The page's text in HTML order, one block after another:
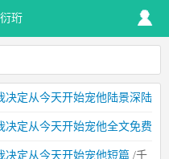
珩
决定从今天开始宠他陆景深陆
决定从今天开始宠他全文免费
决定从今天开始宠他短篇 /千